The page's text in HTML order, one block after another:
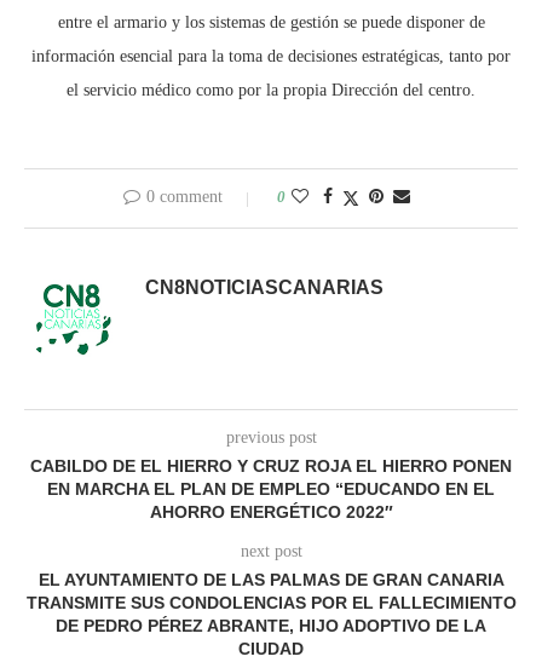
entre el armario y los sistemas de gestión se puede disponer de
información esencial para la toma de decisiones estratégicas, tanto por
el servicio médico como por la propia Dirección del centro.
0 comment 0
CN8NOTICIASCANARIAS
previous post
CABILDO DE EL HIERRO Y CRUZ ROJA EL HIERRO PONEN
EN MARCHA EL PLAN DE EMPLEO “EDUCANDO EN EL
AHORRO ENERGÉTICO 2022″
next post
EL AYUNTAMIENTO DE LAS PALMAS DE GRAN CANARIA
TRANSMITE SUS CONDOLENCIAS POR EL FALLECIMIENTO
DE PEDRO PÉREZ ABRANTE, HIJO ADOPTIVO DE LA
CIUDAD